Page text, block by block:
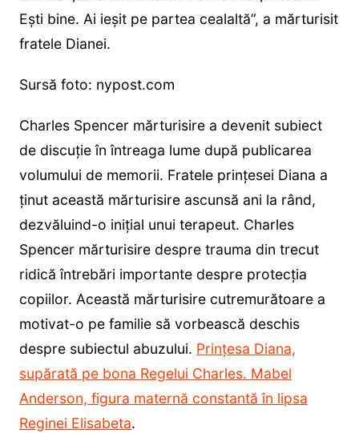
Ești bine. Ai ieșit pe partea cealaltă”, a mărturisit
fratele Dianei.
Sursă foto: nypost.com
Charles Spencer mărturisire a devenit subiect
de discuție în întreaga lume după publicarea
volumului de memorii. Fratele prințesei Diana a
ținut această mărturisire ascunsă ani la rând,
dezvăluind-o inițial unui terapeut. Charles
Spencer mărturisire despre trauma din trecut
ridică întrebări importante despre protecția
copiilor. Această mărturisire cutremurătoare a
motivat-o pe familie să vorbească deschis
despre subiectul abuzului. Prințesa Diana,
supărată pe bona Regelui Charles. Mabel
Anderson, figura maternă constantă în lipsa
Reginei Elisabeta.